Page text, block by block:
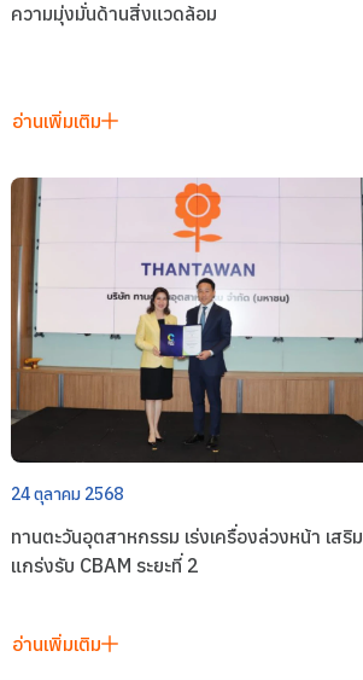
ความมุ่งมั่นด้านสิ่งแวดล้อม
อ่านเพิ่มเติม
24 ตุลาคม 2568
ทานตะวันอุตสาหกรรม เร่งเครื่องล่วงหน้า เสริม
แกร่งรับ CBAM ระยะที่ 2
อ่านเพิ่มเติม